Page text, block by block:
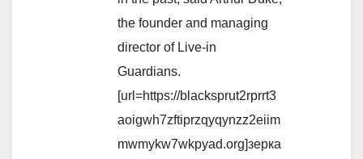
the founder and managing
director of Live-in
Guardians.
[url=https://blacksprut2rprrt3
aoigwh7zftiprzqyqynzz2eiim
mwmykw7wkpyad.org]зерка